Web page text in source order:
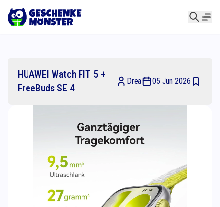
HUAWEI Watch FIT 5 +
FreeBuds SE 4
Drea 05 Jun 2026